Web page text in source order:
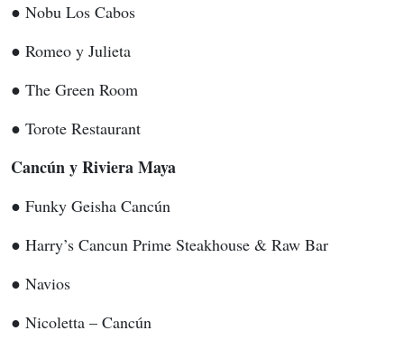
● Nobu Los Cabos
● Romeo y Julieta
● The Green Room
● Torote Restaurant
Cancún y Riviera Maya
● Funky Geisha Cancún
● Harry’s Cancun Prime Steakhouse & Raw Bar
● Navios
● Nicoletta – Cancún